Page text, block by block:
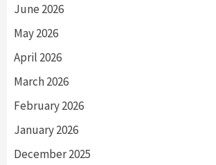
June 2026
May 2026
April 2026
March 2026
February 2026
January 2026
December 2025